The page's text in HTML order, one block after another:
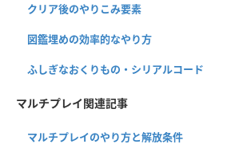
クリア後のやりこみ要素
図鑑埋めの効率的なやり方
ふしぎなおくりもの・シリアルコード
マルチプレイ関連記事
マルチプレイのやり方と解放条件